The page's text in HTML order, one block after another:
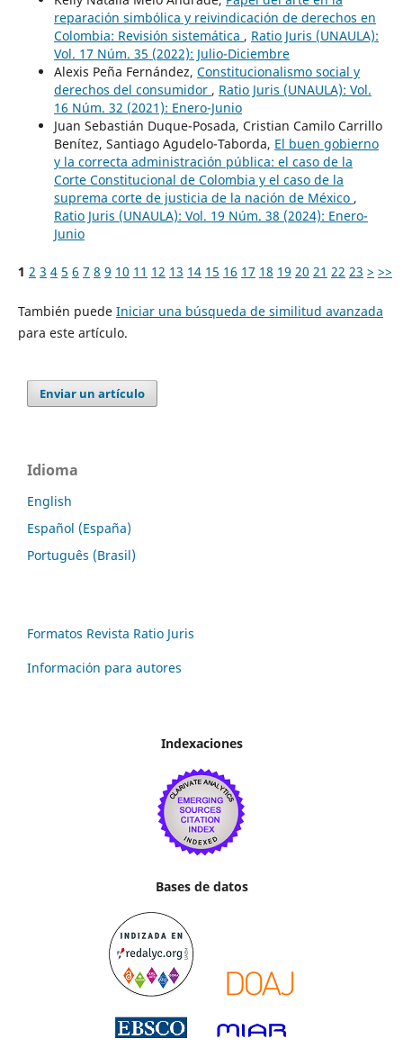
reparación simbólica y reivindicación de derechos en
Colombia: Revisión sistemática , Ratio Juris (UNAULA):
Vol. 17 Núm. 35 (2022): Julio-Diciembre
Alexis Peña Fernández, Constitucionalismo social y
derechos del consumidor , Ratio Juris (UNAULA): Vol.
16 Núm. 32 (2021): Enero-Junio
Juan Sebastián Duque-Posada, Cristian Camilo Carrillo
Benítez, Santiago Agudelo-Taborda, El buen gobierno
y la correcta administración pública: el caso de la
Corte Constitucional de Colombia y el caso de la
suprema corte de justicia de la nación de México ,
Ratio Juris (UNAULA): Vol. 19 Núm. 38 (2024): Enero-
Junio
1 2 3 4 5 6 7 8 9 10 11 12 13 14 15 16 17 18 19 20 21 22 23 > >>
También puede Iniciar una búsqueda de similitud avanzada
para este artículo.
Enviar un artículo
Idioma
English
Español (España)
Português (Brasil)
Formatos Revista Ratio Juris
Información para autores
Indexaciones
Bases de datos